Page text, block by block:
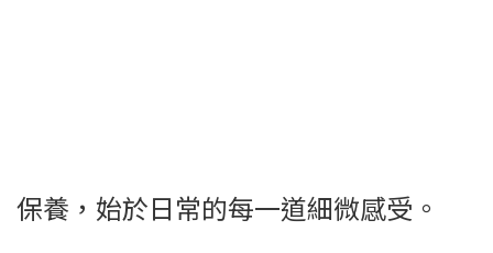
保養，始於日常的每一道細微感受。